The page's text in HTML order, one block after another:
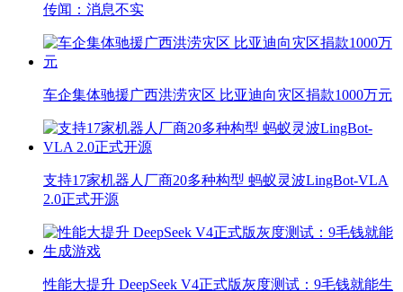
传闻：消息不实
车企集体驰援广西洪涝灾区 比亚迪向灾区捐款1000万元
支持17家机器人厂商20多种构型 蚂蚁灵波LingBot-VLA
2.0正式开源
性能大提升 DeepSeek V4正式版灰度测试：9毛钱就能生